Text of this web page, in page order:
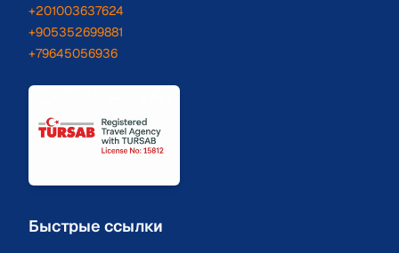
+201003637624
+905352699881
+79645056936
Быстрые ссылки